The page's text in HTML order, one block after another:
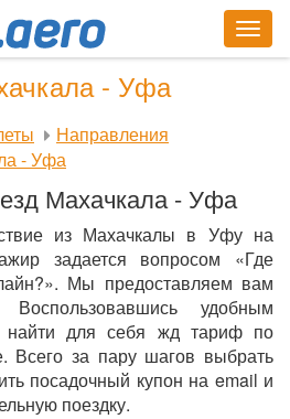
- Уфа
Направления
- Уфа
Махачкала - Уфа
из Махачкалы в Уфу на
задается вопросом «Где
Мы предоставляем вам
удобным
найти для себя жд тариф по
Всего за пару шагов выбрать
посадочный купон на email и
поездку.